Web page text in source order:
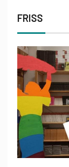
FRISS